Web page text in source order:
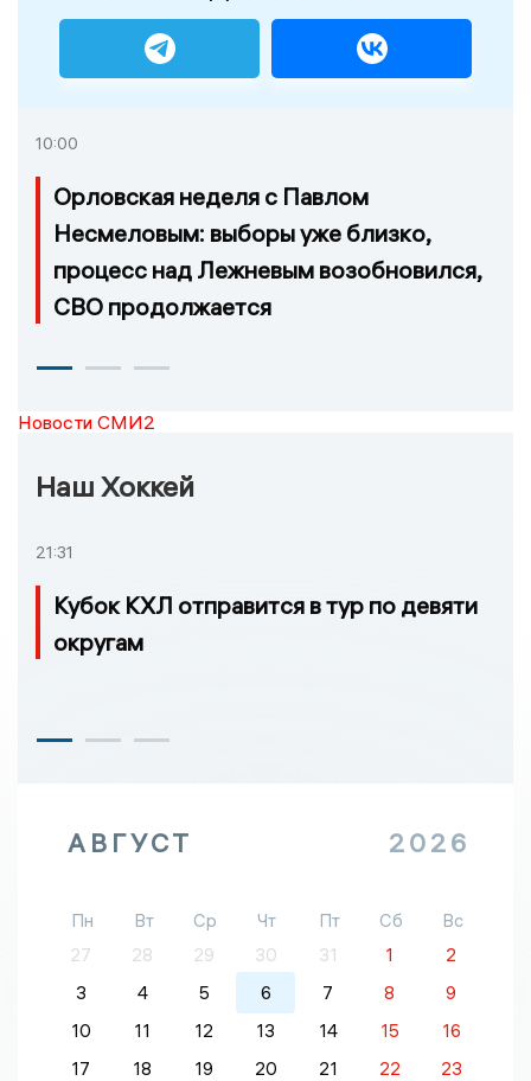
10:00
Орловская неделя с Павлом
Несмеловым: выборы уже близко,
процесс над Лежневым возобновился,
СВО продолжается
Новости СМИ2
Наш Хоккей
21:31
Кубок КХЛ отправится в тур по девяти
округам
АВГУСТ 2026
Пн Вт Ср Чт Пт Сб
Вс
27
28 29 30 31 1
2
3
4 5 6 7 8
9
10
11 12 13 14 15
16
17
18 19 20 21 22
23